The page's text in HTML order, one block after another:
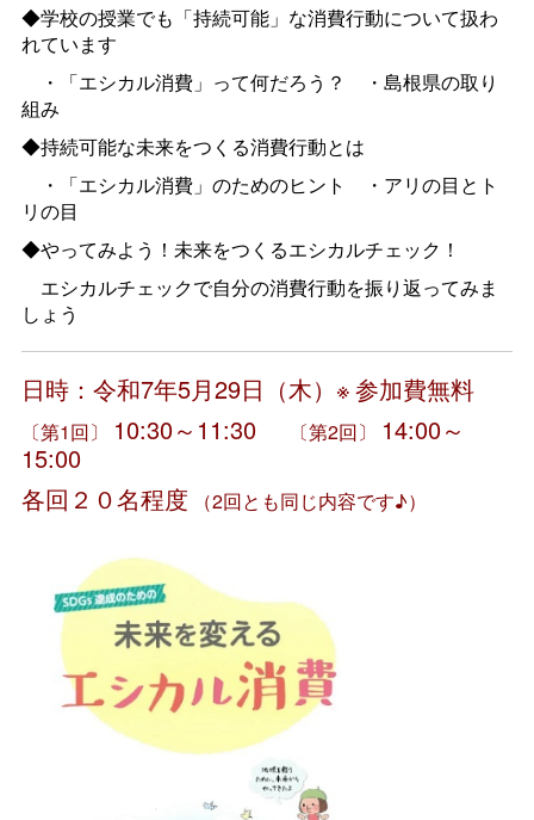
◆学校の授業でも「持続可能」な消費行動について扱わ
れています
・「エシカル消費」って何だろう？
・島根県の取り
組み
◆持続可能な未来をつくる消費行動とは
・「エシカル消費」のためのヒント
・アリの目とト
リの目
◆やってみよう！未来をつくるエシカルチェック！
エシカルチェックで自分の消費行動を振り返ってみま
しょう
日時：令和7年5月29日（木）※参加費無料
〔第1回〕 10:30～11:30 〔第2回〕
14:00～
15:00
各回２０名程度
（2回とも同じ内容です♪）